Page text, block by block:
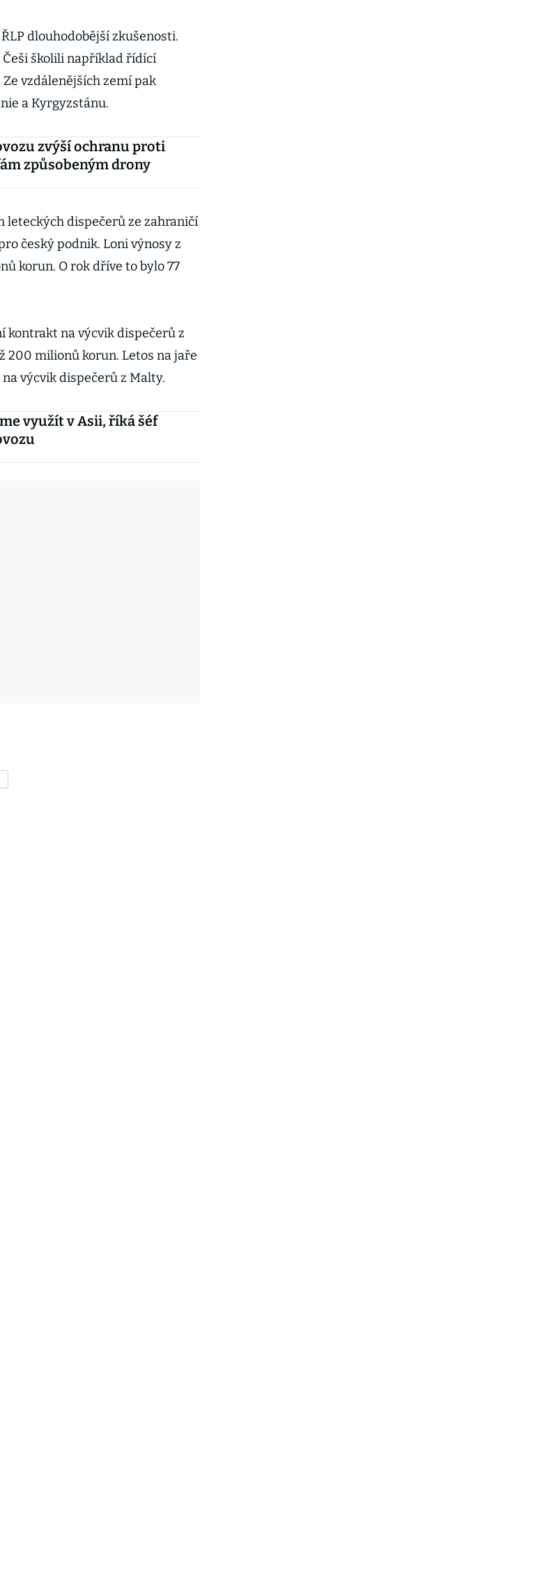
dlouhodobější zkušenosti.
školili například řídící
Ze vzdálenějších zemí pak
a Kyrgyzstánu.
zvýší ochranu proti
způsobeným drony
leteckých dispečerů ze zahraničí
český podnik. Loni výnosy z
korun. O rok dříve to bylo 77
kontrakt na výcvik dispečerů z
200 milionů korun. Letos na jaře
výcvik dispečerů z Malty.
využít v Asii, říká šéf